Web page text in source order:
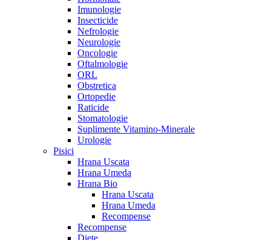
Imunologie
Insecticide
Nefrologie
Neurologie
Oncologie
Oftalmologie
ORL
Obstretica
Ortopedie
Raticide
Stomatologie
Suplimente Vitamino-Minerale
Urologie
Pisici
Hrana Uscata
Hrana Umeda
Hrana Bio
Hrana Uscata
Hrana Umeda
Recompense
Recompense
Diete